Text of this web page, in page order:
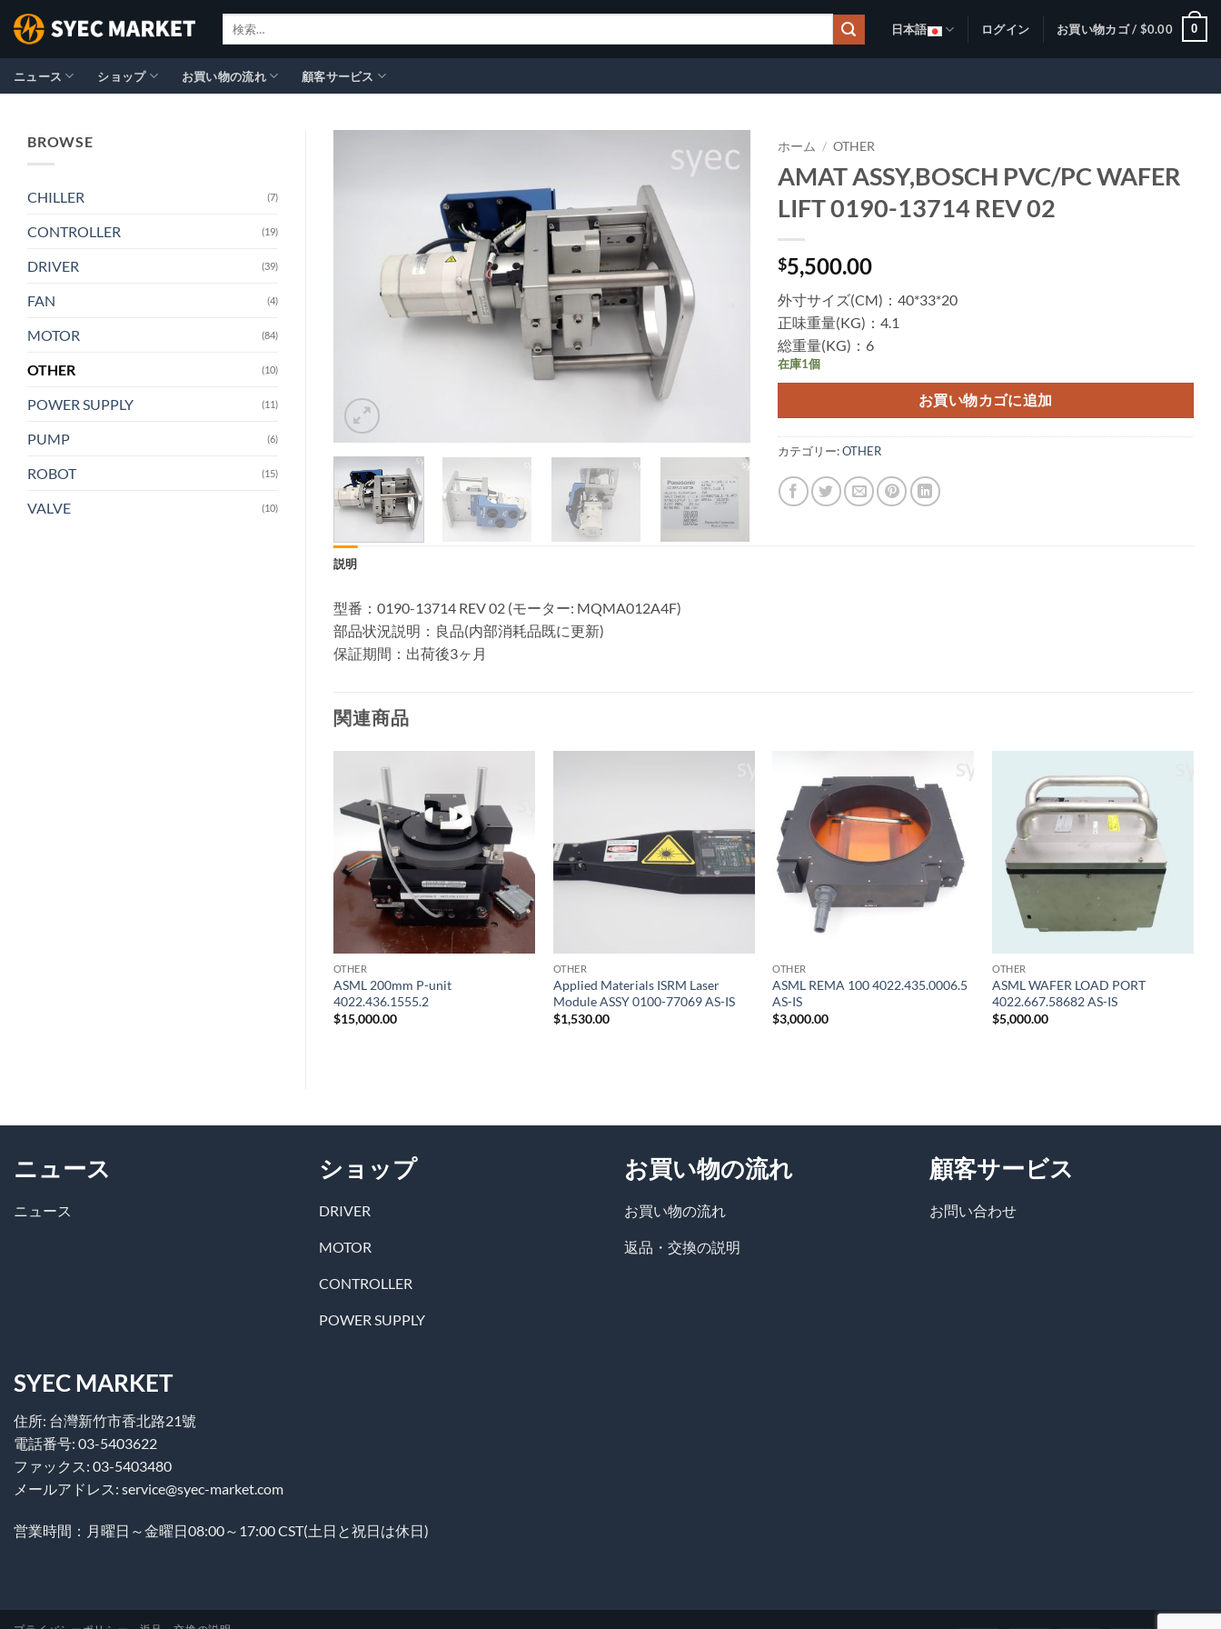
Skip
content
対
象:
日本語 ログイン お買い物カゴ / $0.00 0
ニュース ショップ お買い物の流れ 顧客サービス
BROWSE
CHILLER (7)
CONTROLLER (19)
DRIVER (39)
FAN (4)
MOTOR (84)
OTHER (10)
POWER SUPPLY (11)
PUMP (6)
ROBOT (15)
VALVE (10)
ホーム / OTHER
AMAT ASSY,BOSCH PVC/PC WAFER
LIFT 0190-13714 REV 02
$5,500.00
外寸サイズ(CM)：40*33*20
正味重量(KG)：4.1
総重量(KG)：6
在庫1個
お買い物カゴに追加
カテゴリー:OTHER
説明
型番：0190-13714 REV 02 (モーター: MQMA012A4F)
部品状況説明：良品(内部消耗品既に更新)
保証期間：出荷後3ヶ月
関連商品
ッシ
ュリ
スト
に追
OTHER
ASML 200mm P-unit
4022.436.1555.2
$15,000.00
ュリ
スト
に追
加
OTHER
Applied Materials ISRM Laser
Module ASSY 0100-77069 AS-IS
$1,530.00
ウィ
ッシ
ュリ
スト
に追
OTHER
ASML REMA 100 4022.435.0006.5
AS-IS
$3,000.00
加
OTHER
ASML WAFER LOAD PORT
4022.667.58682 AS-IS
$5,000.00
ニュース
ニュース
ショップ
DRIVER
MOTOR
CONTROLLER
POWER SUPPLY
お買い物の流れ
お買い物の流れ
返品・交換の説明
顧客サービス
お問い合わせ
SYEC MARKET
住所: 台灣新竹市香北路21號
電話番号: 03-5403622
ファックス: 03-5403480
メールアドレス: service@syec-market.com
営業時間：月曜日～金曜日08:00～17:00 CST(土日と祝日は休日)